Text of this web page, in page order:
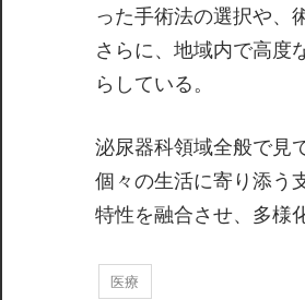
った手術法の選択や、
さらに、地域内で高度
らしている。
泌尿器科領域全般で見
個々の生活に寄り添う
特性を融合させ、多様
医療